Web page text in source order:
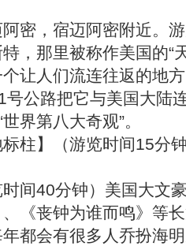
密，宿迈阿密附近。
，那里被称作美国的“
个让人们流连往返的地
号公路把它与美国大陆
界第八大奇观”。
标柱】（游览时间15分
时间40分钟）美国大文
《丧钟为谁而鸣》等
都会有很多人乔扮海